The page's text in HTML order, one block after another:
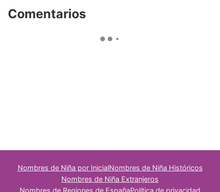
Comentarios
Nombres de Niña por InicialNombres de Niña Históricos
Nombres de Niña Extranjeros